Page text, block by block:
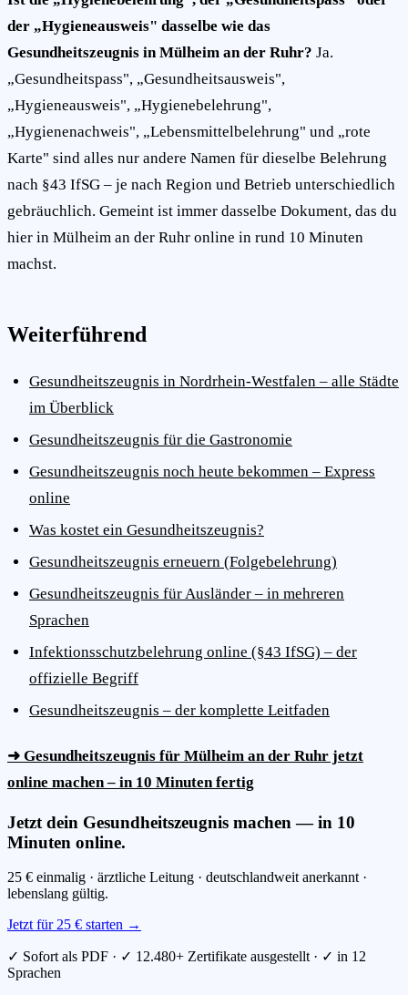
der „Hygieneausweis" dasselbe wie das
Gesundheitszeugnis in Mülheim an der Ruhr? Ja.
„Gesundheitspass", „Gesundheitsausweis",
„Hygieneausweis", „Hygienebelehrung",
„Hygienenachweis", „Lebensmittelbelehrung" und „rote
Karte" sind alles nur andere Namen für dieselbe Belehrung
nach §43 IfSG – je nach Region und Betrieb unterschiedlich
gebräuchlich. Gemeint ist immer dasselbe Dokument, das du
hier in Mülheim an der Ruhr online in rund 10 Minuten
machst.
Weiterführend
Gesundheitszeugnis in Nordrhein-Westfalen – alle Städte
im Überblick
Gesundheitszeugnis für die Gastronomie
Gesundheitszeugnis noch heute bekommen – Express
online
Was kostet ein Gesundheitszeugnis?
Gesundheitszeugnis erneuern (Folgebelehrung)
Gesundheitszeugnis für Ausländer – in mehreren
Sprachen
Infektionsschutzbelehrung online (§43 IfSG) – der
offizielle Begriff
Gesundheitszeugnis – der komplette Leitfaden
➜ Gesundheitszeugnis für Mülheim an der Ruhr jetzt
online machen – in 10 Minuten fertig
Jetzt dein Gesundheitszeugnis machen — in 10
Minuten online.
25 € einmalig · ärztliche Leitung · deutschlandweit anerkannt ·
lebenslang gültig.
Jetzt für 25 € starten →
✓ Sofort als PDF · ✓ 12.480+ Zertifikate ausgestellt · ✓ in 12
Sprachen